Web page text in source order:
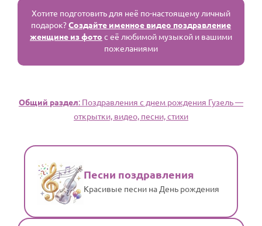
Хотите подготовить для неё по-настоящему личный
подарок?Создайте именное видео поздравление
женщине из фото с её любимой музыкой и вашими
пожеланиями
Общий раздел: Поздравления с днем рождения Гузель —
открытки, видео, песни, стихи
Песни поздравления
Красивые песни на День рождения